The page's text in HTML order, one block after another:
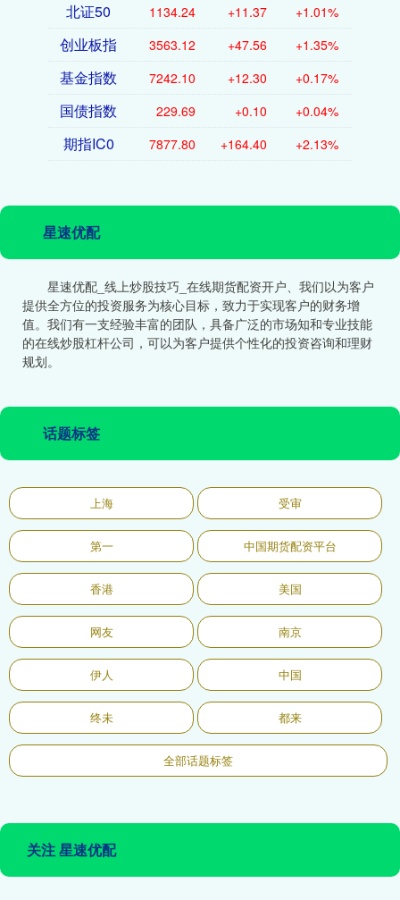
北证50 1134.24 +11.37 +1.01%
创业板指 3563.12 +47.56 +1.35%
基金指数 7242.10 +12.30 +0.17%
国债指数 229.69 +0.10 +0.04%
期指IC0 7877.80 +164.40 +2.13%
星速优配
星速优配_线上炒股技巧_在线期货配资开户、我们以为客户
提供全方位的投资服务为核心目标，致力于实现客户的财务增
值。我们有一支经验丰富的团队，具备广泛的市场知和专业技能
的在线炒股杠杆公司，可以为客户提供个性化的投资咨询和理财
规划。
话题标签
上海 受审
第一 中国期货配资平台
香港 美国
网友 南京
伊人 中国
终未 都来
全部话题标签
关注 星速优配